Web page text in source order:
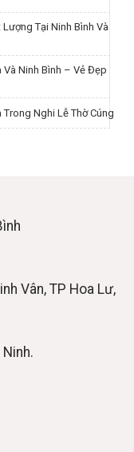
Tại Ninh Bình Và
Và Ninh Bình – Vẻ Đẹp
Trong Nghi Lễ Thờ Cúng
Vân, TP Hoa Lư,